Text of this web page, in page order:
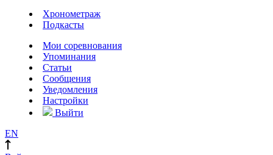
Хронометраж
Подкасты
Мои соревнования
Упоминания
Статьи
Сообщения
Уведомления
Настройки
Выйти
EN